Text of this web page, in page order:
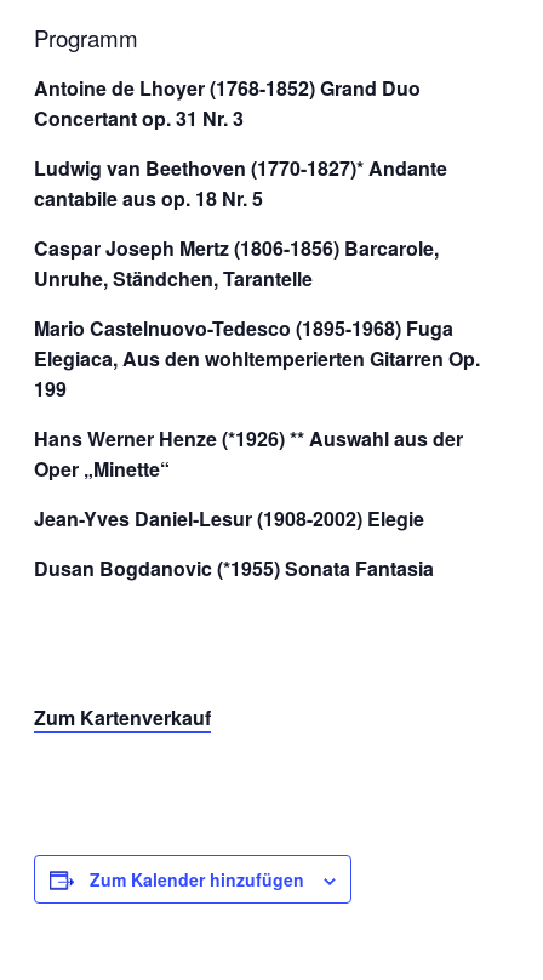
Programm
Antoine de Lhoyer (1768-1852) Grand Duo
Concertant op. 31 Nr. 3
Ludwig van Beethoven (1770-1827)* Andante
cantabile aus op. 18 Nr. 5
Caspar Joseph Mertz (1806-1856) Barcarole,
Unruhe, Ständchen, Tarantelle
Mario Castelnuovo-Tedesco (1895-1968) Fuga
Elegiaca, Aus den wohltemperierten Gitarren Op.
199
Hans Werner Henze (*1926) ** Auswahl aus der
Oper „Minette“
Jean-Yves Daniel-Lesur (1908-2002) Elegie
Dusan Bogdanovic (*1955) Sonata Fantasia
Zum Kartenverkauf
Zum Kalender hinzufügen